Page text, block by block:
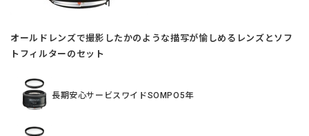
オールドレンズで撮影したかのような描写が愉しめるレンズとソフ
トフィルターのセット
長期安心サービスワイドSOMPO5年